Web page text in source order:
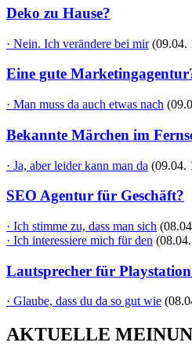
Deko zu Hause?
· Nein. Ich verändere bei mir (09.04.
Eine gute
· Man muss da auch etwas nach
Bekannte Märchen im
· Ja, aber leider kann man da (09.04.
SEO Agentur für Geschäft?
· Ich stimme zu, dass man sich
· Ich interessiere mich für den
Lautsprecher für
· Glaube, dass du da so gut wie
AKTUELLE